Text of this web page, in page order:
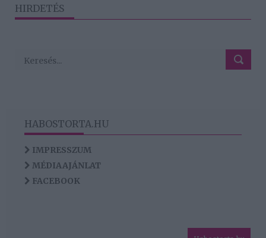
HIRDETÉS
HABOSTORTA.HU
IMPRESSZUM
MÉDIAAJÁNLAT
FACEBOOK